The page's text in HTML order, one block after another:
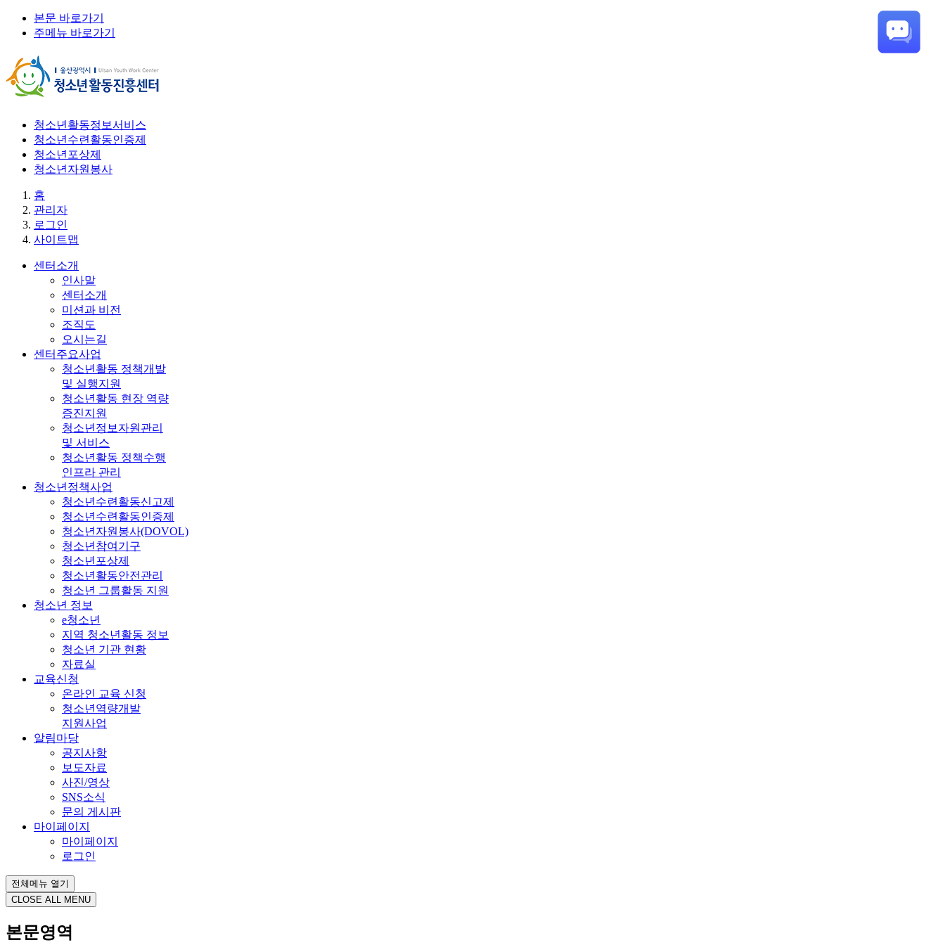
본문 바로가기
주메뉴 바로가기
청소년활동정보서비스
청소년수련활동인증제
청소년포상제
청소년자원봉사
홈
관리자
로그인
사이트맵
센터소개
인사말
센터소개
미션과 비전
조직도
오시는길
센터주요사업
청소년활동 정책개발
및 실행지원
청소년활동 현장 역량
증진지원
청소년정보자원관리
및 서비스
청소년활동 정책수행
인프라 관리
청소년정책사업
청소년수련활동신고제
청소년수련활동인증제
청소년자원봉사(DOVOL)
청소년참여기구
청소년포상제
청소년활동안전관리
청소년 그룹활동 지원
청소년 정보
e청소년
지역 청소년활동 정보
청소년 기관 현황
자료실
교육신청
온라인 교육 신청
청소년역량개발
지원사업
알림마당
공지사항
보도자료
사진/영상
SNS소식
문의 게시판
마이페이지
마이페이지
로그인
전체메뉴 열기
CLOSE ALL MENU
본문영역